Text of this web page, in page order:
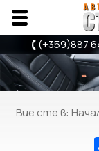
(+359)887
Вие сте в: